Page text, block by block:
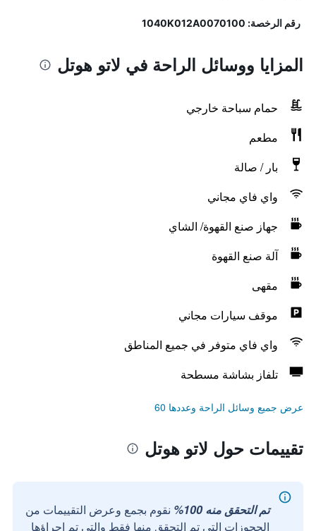
رقم الرخصة: 1040K012A0070100
المزايا ووسائل الراحة في لاتو هوتل
حمام سباحة خارجي
مطعم
بار / صالة
واي فاي مجاني
جهاز صنع القهوة/ الشاي
آلة صنع القهوة
مقهى
موقف سيارات مجاني
واي فاي متوفر في جميع المناطق
تلفاز بشاشة مسطحة
عرض جميع وسائل الراحة وعددها 60
تقييمات حول لاتو هوتل
تم التحقق منه 100%
نقوم بجمع وعرض التقييمات من
الحجوزات التي تم التحقق منها فقط والتي تم إجراؤها